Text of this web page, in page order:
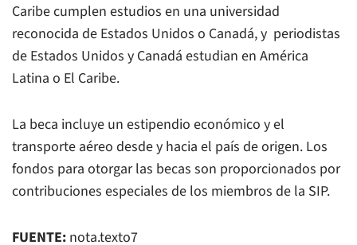
Caribe cumplen estudios en una universidad
reconocida de Estados Unidos o Canadá, y periodistas
de Estados Unidos y Canadá estudian en América
Latina o El Caribe.
La beca incluye un estipendio económico y el
transporte aéreo desde y hacia el país de origen. Los
fondos para otorgar las becas son proporcionados por
contribuciones especiales de los miembros de la SIP.
FUENTE: nota.texto7